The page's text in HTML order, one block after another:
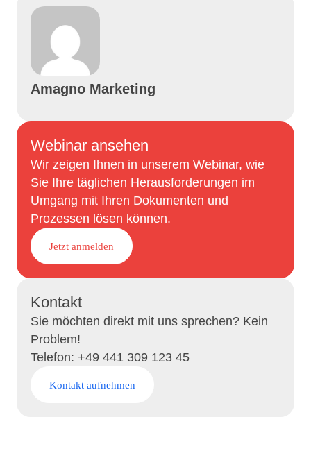
Webinar ansehen
Wir zeigen Ihnen in unserem Webinar, wie
Sie Ihre täglichen Herausforderungen im
Umgang mit Ihren Dokumenten und
Prozessen lösen können.
Jetzt anmelden
Kontakt
Sie möchten direkt mit uns sprechen? Kein
Problem!
Telefon: +49 441 309 123 45
Kontakt aufnehmen
Amagno Marketing